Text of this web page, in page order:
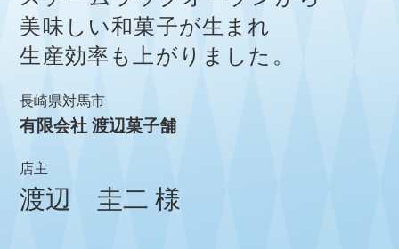
美味しい和菓子が生まれ
生産効率も上がりました。
長崎県対馬市
有限会社 渡辺菓子舗
店主
渡辺 圭二 様